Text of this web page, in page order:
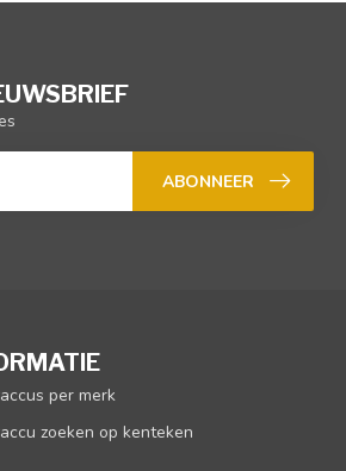
ABONNEER
per merk
zoeken op kenteken